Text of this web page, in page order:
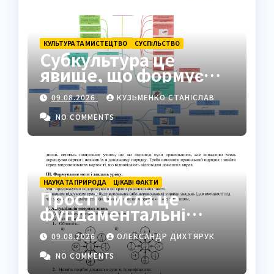
КУЛЬТУРА ТА МИСТЕЦТВО СУCПІЛЬСТВО
Субкультура це
явище, що формує
ідентичність груп у
суспільстві
09.08.2026
КУЗЬМЕНКО СТАНІСЛАВ
NO COMMENTS
НАУКА ТА ПРИРОДА ЦІКАВІ ФАКТИ
Прості числа це
фундаментальні
«атоми» математики
09.08.2026
ОЛЕКСАНДР ДИХТЯРУК
NO COMMENTS